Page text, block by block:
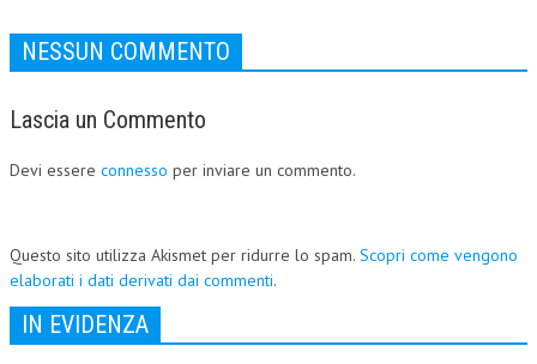
NESSUN COMMENTO
Lascia un Commento
Devi essere connesso per inviare un commento.
Questo sito utilizza Akismet per ridurre lo spam. Scopri come vengono
elaborati i dati derivati dai commenti.
IN EVIDENZA